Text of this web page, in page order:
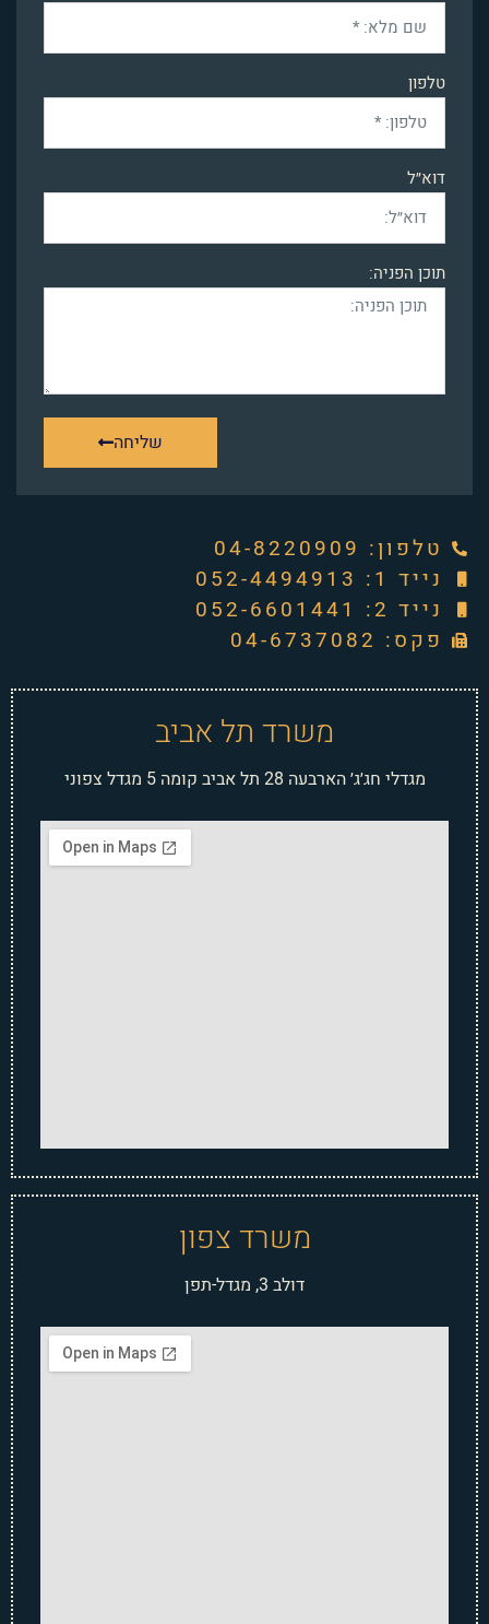
טלפון
דוא״ל
תוכן הפניה:
שליחה
טלפון: ‭04-8220909‬
נייד 1: 052-4494913
נייד 2: 052-6601441
פקס: 04-6737082
משרד תל אביב
מגדלי חג׳ג׳ הארבעה 28 תל אביב קומה 5 מגדל צפוני
משרד צפון
דולב 3, מגדל-תפן